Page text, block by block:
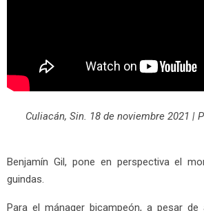
Culiacán, Sin. 18 de noviembre 2021 |
Benjamín Gil, pone en perspectiva el
guindas.
Para el mánager bicampeón, a pesar